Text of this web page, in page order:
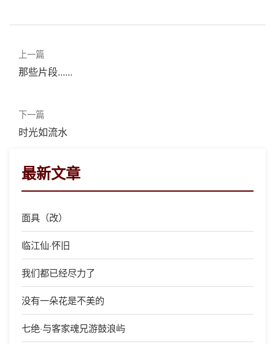
上一篇
那些片段......
下一篇
时光如流水
最新文章
面具（改）
临江仙·怀旧
我们都已经尽力了
没有一朵花是不美的
七绝·与客家魂兄游鼓浪屿